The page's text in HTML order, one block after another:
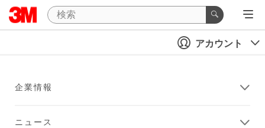
アカウント
企業情報
ニュース